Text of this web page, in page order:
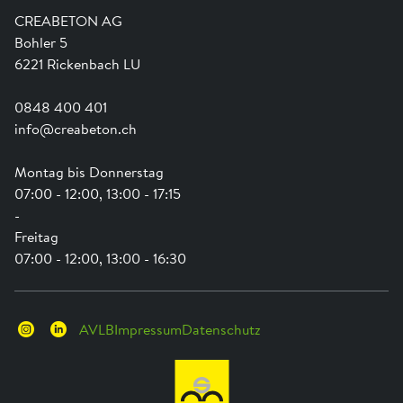
CREABETON AG
Bohler 5
6221 Rickenbach LU
0848 400 401
info@creabeton.ch
Montag bis Donnerstag
07:00 - 12:00, 13:00 - 17:15
-
Freitag
07:00 - 12:00, 13:00 - 16:30
Ausbildung
Shop Hilfe
Anwendungsunterstützung
Newsletter
Engagement
Swissness
Schwammstadt
AVLBImpressumDatenschutz